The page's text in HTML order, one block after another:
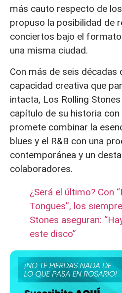
más cauto respecto de
propuso la posibilidad de
conciertos bajo el
una misma ciudad.
Con más de seis décadas
capacidad creativa que
intacta, Los Rolling
capítulo de su historia con
promete combinar la
blues y el R&B con una
contemporánea y un
colaboradores.
¿Será el último? Con
Tongues”, los
Stones aseguran:
este disco”